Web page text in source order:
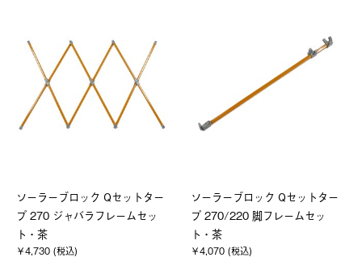
ソーラーブロック Qセットター
プ 270 ジャバラフレームセッ
ト・茶
￥4,730 (税込)
ソーラーブロック Qセットター
プ 270/220 脚フレームセッ
ト・茶
￥4,070 (税込)